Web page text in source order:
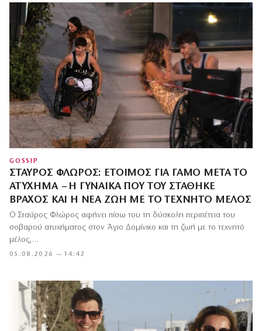
GOSSIP
ΣΤΑΎΡΟΣ ΦΛΏΡΟΣ: ΈΤΟΙΜΟΣ ΓΙΑ ΓΆΜΟ ΜΕΤΆ ΤΟ
ΑΤΎΧΗΜΑ – Η ΓΥΝΑΊΚΑ ΠΟΥ ΤΟΥ ΣΤΆΘΗΚΕ
ΒΡΆΧΟΣ ΚΑΙ Η ΝΈΑ ΖΩΉ ΜΕ ΤΟ ΤΕΧΝΗΤΌ ΜΈΛΟΣ
05.08.2026 — 14:42
Ο Σταύρος Φλώρος αφήνει πίσω του τη δύσκολη περιπέτεια του
σοβαρού ατυχήματος στον Άγιο Δομίνικο και τη ζωή με το τεχνητό
μέλος,…